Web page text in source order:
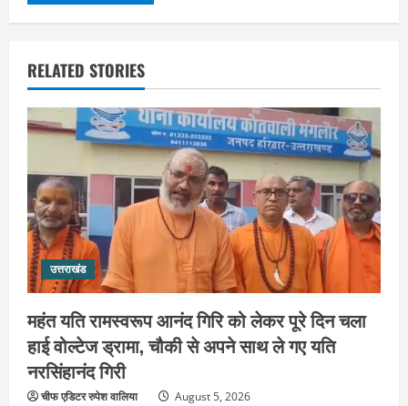
RELATED STORIES
उत्तराखंड
महंत यति रामस्वरूप आनंद गिरि को लेकर पूरे दिन चला
हाई वोल्टेज ड्रामा, चौकी से अपने साथ ले गए यति
नरसिंहानंद गिरी
चीफ एडिटर रुपेश वालिया August 5, 2026